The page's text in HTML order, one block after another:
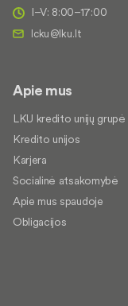
I–V: 8:00–17:00
Apie mus
LKU kredito unijų grupė
Kredito unijos
Karjera
Socialinė atsakomybė
Apie mus spaudoje
Obligacijos